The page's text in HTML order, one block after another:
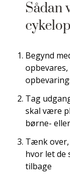
Sådan
Begynd
Tag
skal være
børne-
Tænk
hvor let de
tilbage